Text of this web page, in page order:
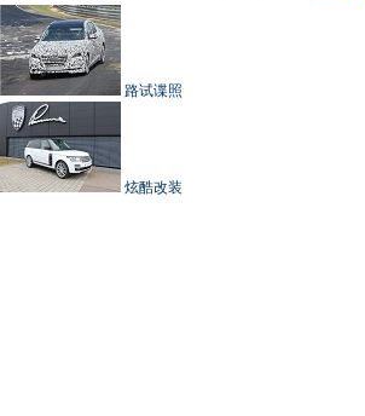
路试谍照
炫酷改装